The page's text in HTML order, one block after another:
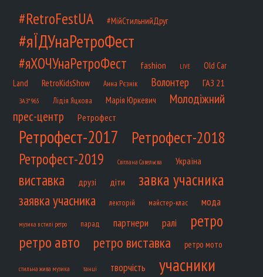
#RetroFestUA #МійСтильнийДруг
#яЇДУнаРетроФест
#яХОЧУнаРетроФест fashion LIVE
Old Car
Land
RetroKidsShow Анна Рєзнік Волонтер ГАЗ 21
ЗАЗ*965 Лідія Яцкова Марія Юркевич
Молодіжний
прес-центр
Ретрофест
Ретрофест-2017 Ретрофест-2018
Ретрофест-2019 Світлана Савельєва Україна
виставка друзі діти завка учасника
заявка учасника лекторій майстер-клас мода
музика в стилі ретро парад партнери ралі ретро
ретро авто ретро виставка ретро мото
стильна жива музика танці творчість учасники